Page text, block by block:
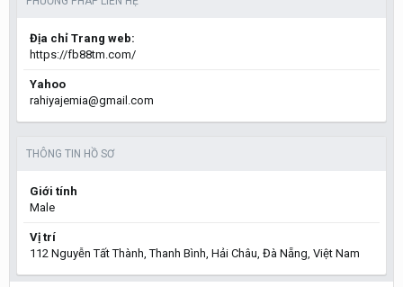
Địa chỉ Trang web:
https://fb88tm.com/
Yahoo
rahiyajemia@gmail.com
THÔNG TIN HỒ SƠ
Giới tính
Male
Vị trí
112 Nguyễn Tất Thành, Thanh Bình, Hải Châu, Đà Nẵng, Việt Nam